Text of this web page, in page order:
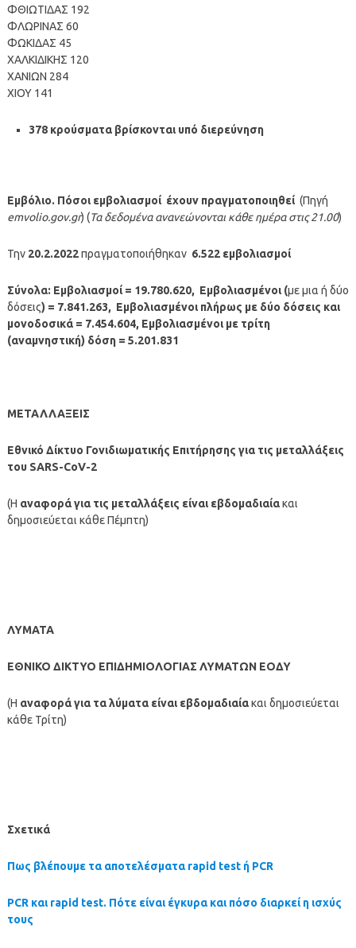
ΦΘΙΩΤΙΔΑΣ 192
ΦΛΩΡΙΝΑΣ 60
ΦΩΚΙΔΑΣ 45
ΧΑΛΚΙΔΙΚΗΣ 120
ΧΑΝΙΩΝ 284
ΧΙΟΥ 141
378 κρούσματα βρίσκονται υπό διερεύνηση
Εμβόλιο. Πόσοι εμβολιασμοί έχουν πραγματοποιηθεί (Πηγή
emvolio.gov.gr) (Τα δεδομένα ανανεώνονται κάθε ημέρα στις 21.00)
Την20.2.2022πραγματοποιήθηκαν 6.522 εμβολιασμοί
Σύνολα: Εμβολιασμοί = 19.780.620, Εμβολιασμένοι (με μια ή δύο
δόσεις) = 7.841.263, Εμβολιασμένοι πλήρως με δύο δόσεις και
μονοδοσικά = 7.454.604, Εμβολιασμένοι με τρίτη
(αναμνηστική) δόση = 5.201.831
ΜΕΤΑΛΛΑΞΕΙΣ
Εθνικό Δίκτυο Γονιδιωματικής Επιτήρησης για τις μεταλλάξεις
του SARS-CoV-2
(Η αναφορά για τις μεταλλάξεις είναι εβδομαδιαίακαι
δημοσιεύεται κάθε Πέμπτη)
ΛΥΜΑΤΑ
ΕΘΝΙΚΟ ΔΙΚΤΥΟ ΕΠΙΔΗΜΙΟΛΟΓΙΑΣ ΛΥΜΑΤΩΝ ΕΟΔΥ
(Η αναφορά για τα λύματα είναι εβδομαδιαίακαι δημοσιεύεται
κάθε Τρίτη)
Σχετικά
Πως βλέπουμε τα αποτελέσματα rapid test ή PCR
PCR και rapid test. Πότε είναι έγκυρα και πόσο διαρκεί η ισχύς
τους